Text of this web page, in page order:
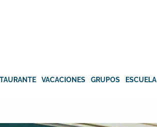
VACACIONES GRUPOS ESCUELA